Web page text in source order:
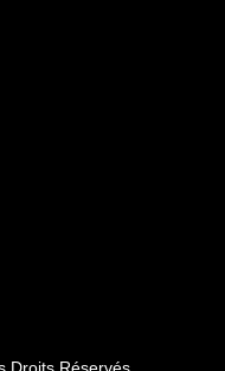
Droits Réservés